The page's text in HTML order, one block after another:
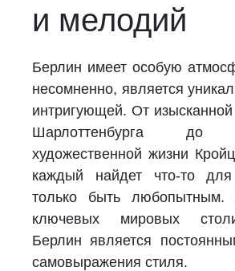
и мелодий
Берлин имеет особую
несомненно, является
интригующей. От изысканной
Шарлоттенбурга до
художественной жизни
каждый найдет что-то
только быть
ключевых мировых
Берлин является
самовыражения стиля.